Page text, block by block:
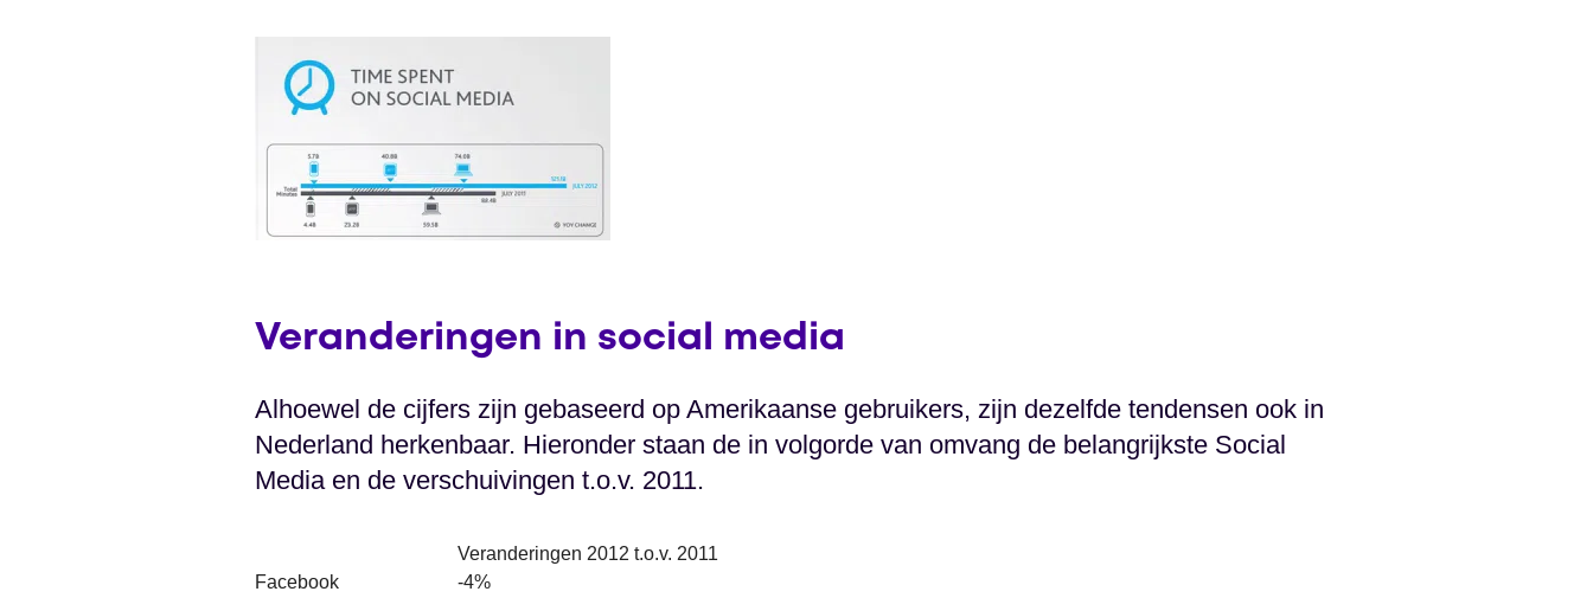
Veranderingen in social media
Alhoewel de cijfers zijn gebaseerd op Amerikaanse gebruikers, zijn dezelfde tendensen ook in
Nederland herkenbaar. Hieronder staan de in volgorde van omvang de belangrijkste Social
Media en de verschuivingen t.o.v. 2011.
Veranderingen 2012 t.o.v. 2011
Facebook
-4%